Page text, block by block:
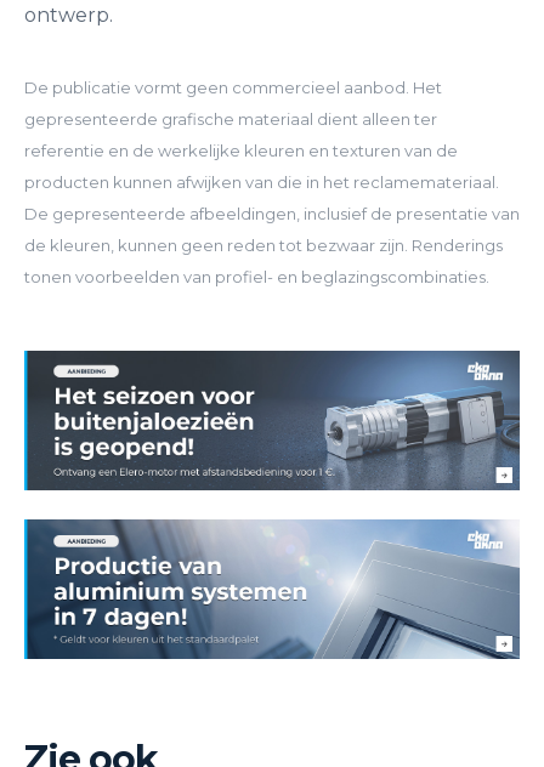
ontwerp.
De publicatie vormt geen commercieel aanbod. Het
gepresenteerde grafische materiaal dient alleen ter
referentie en de werkelijke kleuren en texturen van de
producten kunnen afwijken van die in het reclamemateriaal.
De gepresenteerde afbeeldingen, inclusief de presentatie van
de kleuren, kunnen geen reden tot bezwaar zijn. Renderings
tonen voorbeelden van profiel- en beglazingscombinaties.